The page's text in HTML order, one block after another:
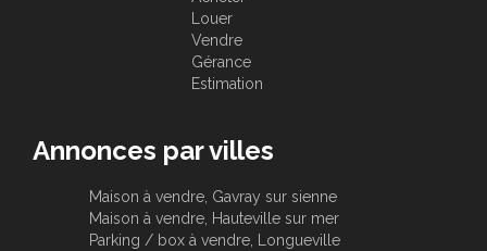
Louer
Vendre
Gérance
Estimation
Annonces par villes
Maison à vendre, Gavray sur sienne
Maison à vendre, Hauteville sur mer
Parking / box à vendre, Longueville